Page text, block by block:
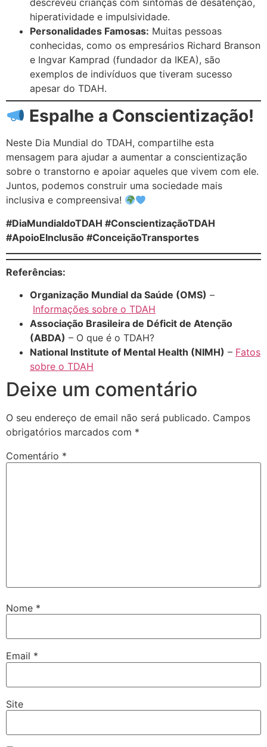
descreveu crianças com sintomas de desatenção,
hiperatividade e impulsividade.
Personalidades Famosas: Muitas pessoas
conhecidas, como os empresários Richard Branson
e Ingvar Kamprad (fundador da IKEA), são
exemplos de indivíduos que tiveram sucesso
apesar do TDAH.
Espalhe a Conscientização!
Neste Dia Mundial do TDAH, compartilhe esta
mensagem para ajudar a aumentar a conscientização
sobre o transtorno e apoiar aqueles que vivem com ele.
Juntos, podemos construir uma sociedade mais
inclusiva e compreensiva!
#DiaMundialdoTDAH #ConscientizaçãoTDAH
#ApoioEInclusão #ConceiçãoTransportes
Referências:
Organização Mundial da Saúde (OMS) –
Informações sobre o TDAH
Associação Brasileira de Déficit de Atenção
(ABDA) – O que é o TDAH?
National Institute of Mental Health (NIMH) – Fatos
sobre o TDAH
Deixe um comentário
O seu endereço de email não será publicado. Campos
obrigatórios marcados com *
Comentário *
Nome *
Email *
Site